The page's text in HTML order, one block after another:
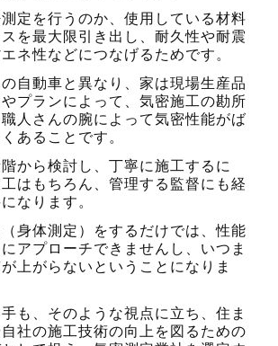
定を行うのか、使用している材料
を最大限引き出し、耐久性や耐震
ネ性などにつなげるためです。
自動車と異なり、家は現場生産品
プランによって、気密施工の勘所
人さんの腕によって気密性能がば
あることです。
から検討し、丁寧に施工するに
はもちろん、管理する監督にも経
なります。
身体測定）をするだけでは、性能
アプローチできませんし、いつま
上がらないということになりま
も、そのような視点に立ち、住ま
社の施工技術の向上を図るための